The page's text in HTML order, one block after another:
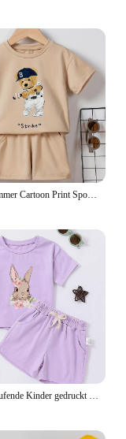
Kinder Sommer Cartoon Print Sportswear T-Shirt und Shorts Kinder bekleidung Set Jungen und Mädchen 2-teiliges Set